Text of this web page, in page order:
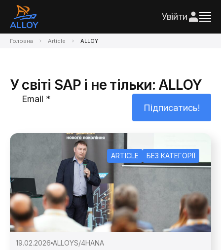
Увійти
Головна Article ALLOY
У світі SAP і не тільки: ALLOY
ARTICLE БЕЗ КАТЕГОРІЇ
19.02.2026 ALLOYS/4HANA
Зворотній зв'язок
Зворотній зв'язок